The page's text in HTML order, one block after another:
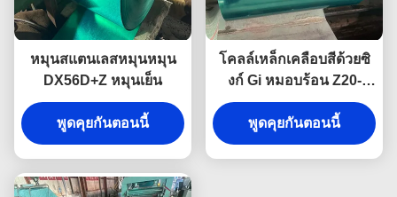
หมุนสแตนเลสหมุนหมุน
DX56D+Z หมุนเย็น
พูดคุยกันตอนนี้
โคลล์เหล็กเคลือบสีด้วยซิ
งก์ Gi หมอบร้อน Z20-
275g ASTM A653
พูดคุยกันตอนนี้